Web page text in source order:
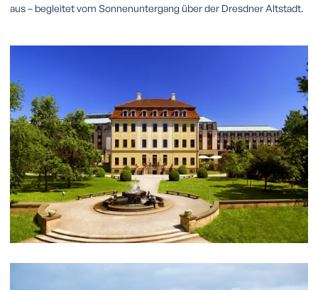
aus – begleitet vom Sonnenuntergang über der Dresdner Altstadt.